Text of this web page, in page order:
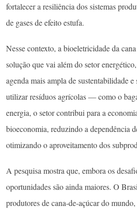
fortalecer a resiliência dos sistemas
de gases de efeito estufa.
Nesse contexto, a bioeletricidade da
solução que vai além do setor
agenda mais ampla de sustentabilidade
utilizar resíduos agrícolas — como o
energia, o setor contribui para a
bioeconomia, reduzindo a dependência
otimizando o aproveitamento dos
A pesquisa mostra que, embora os
oportunidades são ainda maiores. O
produtores de cana-de-açúcar do